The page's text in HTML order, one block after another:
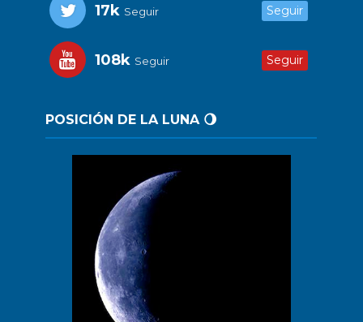
17k Seguir Seguir
108k Seguir Seguir
POSICIÓN DE LA LUNA 🌖